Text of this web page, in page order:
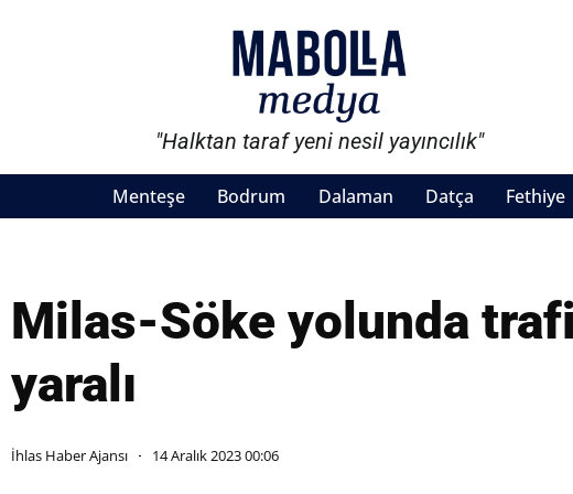
"Halktan taraf yeni nesil yayıncılık"
Menteşe Bodrum Dalaman Datça Fethiye
Milas-Söke yolunda
yaralı
İhlas Haber Ajansı 14 Aralık 2023 00:06